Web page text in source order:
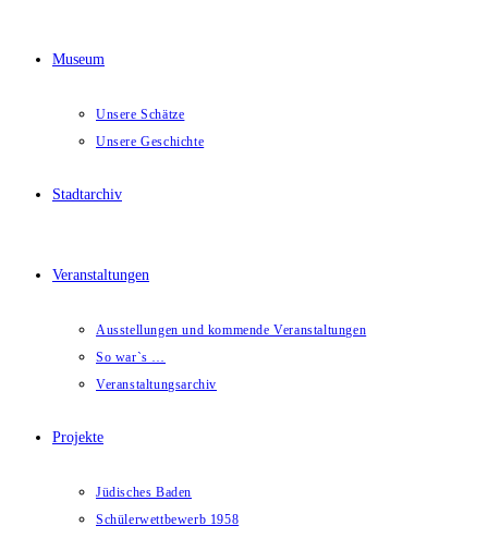
Museum
Unsere Schätze
Unsere Geschichte
Stadtarchiv
Veranstaltungen
Ausstellungen und kommende Veranstaltungen
So war`s …
Veranstaltungsarchiv
Projekte
Jüdisches Baden
Schülerwettbewerb 1958